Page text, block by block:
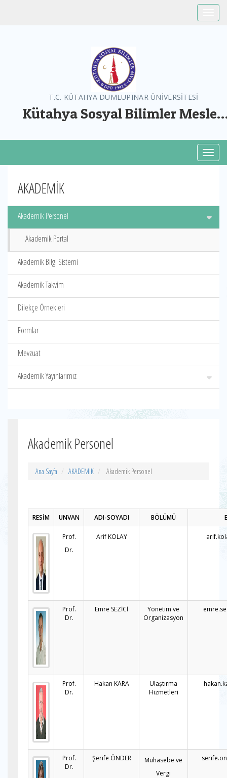
T.C. KÜTAHYA DUMLUPINAR ÜNİVERSİTESİ
Kütahya Sosyal Bilimler Meslek
AKADEMİK
Akademik Personel
Akademik Portal
Akademik Bilgi Sistemi
Akademik Takvim
Dilekçe Örnekleri
Formlar
Mevzuat
Akademik Yayınlarımız
Akademik Personel
Ana Sayfa AKADEMİK Akademik Personel
RESİM UNVAN ADI-SOYADI BÖLÜMÜ
Prof.
Dr.
Arif KOLAY
Prof.
Dr.
Emre SEZİCİ
Yönetim ve
Organizasyon
Prof.
Dr.
Hakan KARA
Ulaştırma
Hizmetleri
Prof.
Dr.
Şerife ÖNDER
Muhasebe ve
Vergi